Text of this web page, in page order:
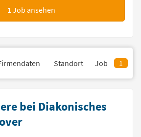
1 Job ansehen
Standort Job 1
bei Diakonisches